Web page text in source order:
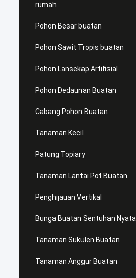
rumah
Pohon Besar buatan
Pohon Sawit Tropis buatan
Pohon Lansekap Artifisial
Pohon Dedaunan Buatan
Cabang Pohon Buatan
Tanaman Kecil
Patung Topiary
Tanaman Lantai Pot Buatan
Penghijauan Vertikal
Bunga Buatan Sentuhan Nyata
Tanaman Sukulen Buatan
Tanaman Anggur Buatan